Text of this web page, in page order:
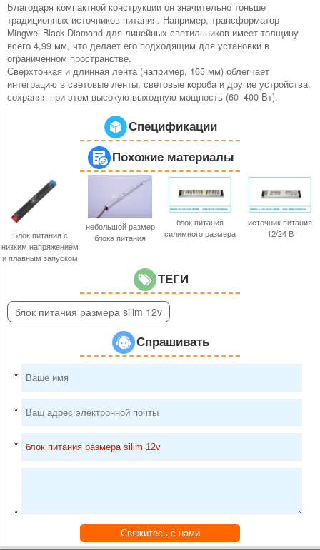
Благодаря компактной конструкции он значительно тоньше
традиционных источников питания. Например, трансформатор
Mingwei Black Diamond для линейных светильников имеет толщину
всего 4,99 мм, что делает его подходящим для установки в
ограниченном пространстве.
Сверхтонкая и длинная лента (например, 165 мм) облегчает
интеграцию в световые ленты, световые короба и другие устройства,
сохраняя при этом высокую выходную мощность (60–400 Вт).
Спецификации
Похожие материалы
Блок питания с
низким напряжением
и плавным запуском
небольшой размер
блока питания
блок питания
силимного размера
источник питания
12/24 В
ТЕГИ
блок питания размера silim 12v
Спрашивать
*
*
*
*
Свяжитесь с нами